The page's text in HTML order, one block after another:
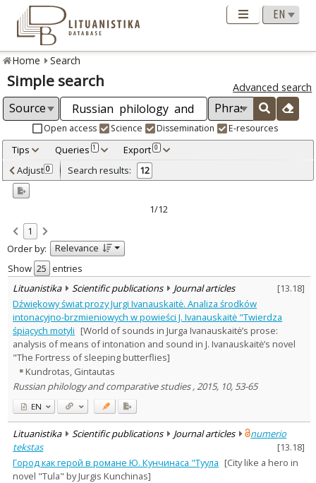
Home Search
Simple search Advanced search
Open access Science Dissemination E-resources
Tips Queries 1 Export 0
Adjusted by criteria 0
Year
Refine
Open access
Scientific publications 12
Document Type:
Journal articles 12
Subject area
Linguistics 10
Literary Studies 3
Text language
Country of publication
Historical periods
Lithuanian place names
Subject
Journal
Adjust 0 Search results: 12
1/12
1
Order by:
Relevance
Show
entries
Lituanistika
Scientific publications Journal articles [13.18]
Dźwiękowy świat prozy Jurgi Ivanauskaitė. Analiza środków
intonacyjno-brzmieniowych w powieści J. Ivanauskaitė "Twierdza
śpiących motyli [World of sounds in Jurga Ivanauskaitė’s prose:
analysis of means of intonation and sound in J. Ivanauskaitė’s novel
"The Fortress of sleeping butterflies]
Kundrotas, Gintautas
Russian philology and comparative studies , 2015, 10, 53-65
EN
Lituanistika Scientific publications Journal articles
numerio
tekstas
[13.18]
Город как герой в романе Ю. Кунчинаса "Туула [City like a hero in
novel "Tula" by Jurgis Kunchinas]